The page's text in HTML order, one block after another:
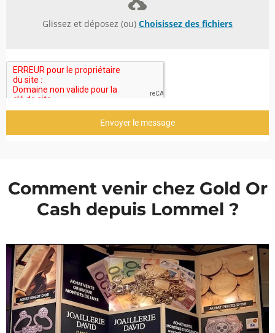
Glissez et déposez (ou) Choisissez des fichiers
Envoyer le message
Comment venir chez Gold Or
Cash depuis Lommel ?